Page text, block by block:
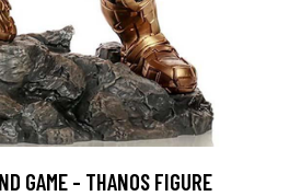
GAME - THANOS FIGURE